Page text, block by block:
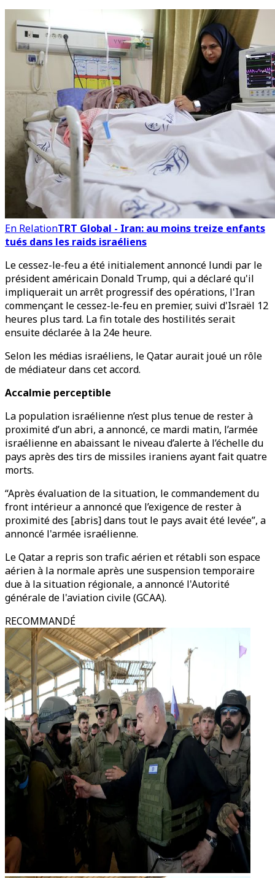
En RelationTRT Global - Iran: au moins treize enfants
tués dans les raids israéliens
Le cessez-le-feu a été initialement annoncé lundi par le
président américain Donald Trump, qui a déclaré qu'il
impliquerait un arrêt progressif des opérations, l'Iran
commençant le cessez-le-feu en premier, suivi d'Israël 12
heures plus tard. La fin totale des hostilités serait
ensuite déclarée à la 24e heure.
Selon les médias israéliens, le Qatar aurait joué un rôle
de médiateur dans cet accord.
Accalmie perceptible
La population israélienne n’est plus tenue de rester à
proximité d’un abri, a annoncé, ce mardi matin, l’armée
israélienne en abaissant le niveau d’alerte à l’échelle du
pays après des tirs de missiles iraniens ayant fait quatre
morts.
“Après évaluation de la situation, le commandement du
front intérieur a annoncé que l’exigence de rester à
proximité des [abris] dans tout le pays avait été levée”, a
annoncé l'armée israélienne.
Le Qatar a repris son trafic aérien et rétabli son espace
aérien à la normale après une suspension temporaire
due à la situation régionale, a annoncé l'Autorité
générale de l'aviation civile (GCAA).
RECOMMANDÉ